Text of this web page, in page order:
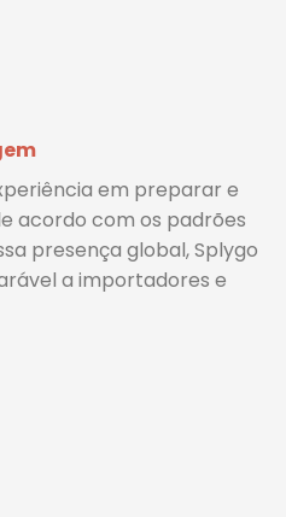
em preparar e
acordo com os padrões
presença global, Splygo
a importadores e